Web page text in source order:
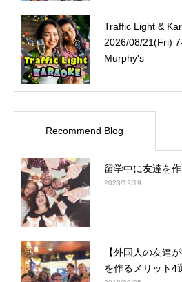
Traffic Light &
2026/08/21(Fri)
Murphy's
Recommend Blog
留学中に友達を
2023/12/19
【外国人の友達
を作るメリット4